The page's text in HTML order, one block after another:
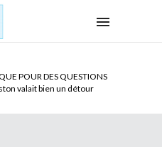
POUR DES QUESTIONS
valait bien un détour